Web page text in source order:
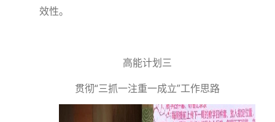
效性。
高能计划三
贯彻“三抓一注重一成立”工作思路